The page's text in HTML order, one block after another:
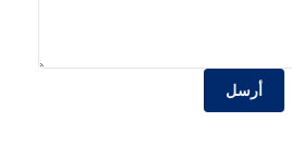
أرسل